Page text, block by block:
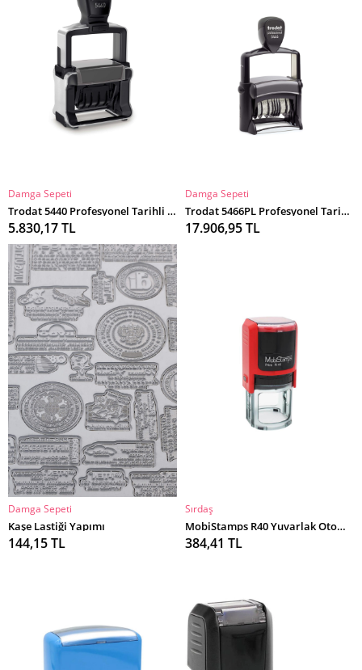
SEPETE EKLE
Damga Sepeti
Trodat 5440 Profesyonel Tarihli Otomatik Kaşe
5.830,17 TL
SEPETE EKLE
Damga Sepeti
Trodat 5466PL Profesyonel Tarihli Otomatik Kaşe
17.906,95 TL
SEPETE EKLE
Damga Sepeti
Kaşe Lastiği Yapımı
144,15 TL
SEPETE EKLE
Sırdaş
MobiStamps R40 Yuvarlak Otomatik Kaşe
384,41 TL